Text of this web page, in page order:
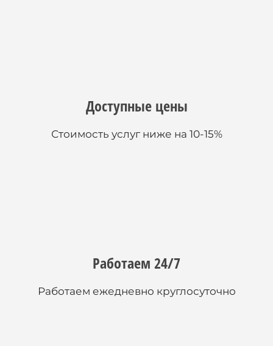
Доступные цены
Стоимость услуг ниже на 10-15%
Работаем 24/7
Работаем ежедневно круглосуточно